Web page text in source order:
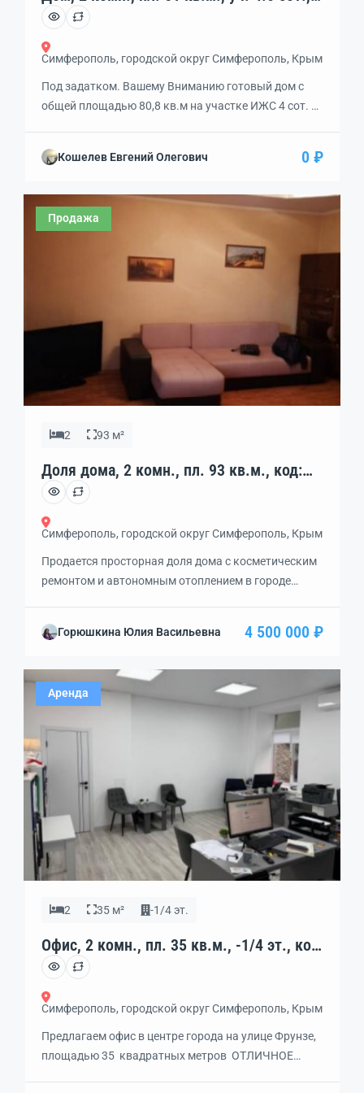
код: 457156
Симферополь, городской округ Симферополь, Крым
Под задатком. Вашему Вниманию готовый дом с
общей площадью 80,8 кв.м на участке ИЖС 4 сот. В
спальнях радиаторы, автономное отопление В доме
25 и 20 кв.м -кухня 15 кв.м -совмещеный санузел с
унитазом, умывальником и большой […]
Кошелев Евгений Олегович 0 ₽
Продажа
2 93 м²
Доля дома, 2 комн., пл. 93 кв.м., код:
462219
Симферополь, городской округ Симферополь, Крым
Продается просторная доля дома с косметическим
ремонтом и автономным отоплением в городе
хранить личные вещи. В шаговой доступности —
кафе и аптеки. Общественный транспорт ходит во
все районы города, рядом парки для отдыха.
Горюшкина Юлия Васильевна 4 500 000 ₽
Аренда
2 35 м² -1/4 эт.
Офис, 2 комн., пл. 35 кв.м., -1/4 эт., код:
462199
Симферополь, городской округ Симферополь, Крым
Предлагаем офис в центре города на улице Фрунзе,
площадью 35 квадратных метров ОТЛИЧНОЕ